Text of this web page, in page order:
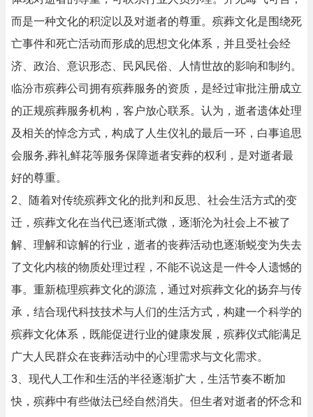
而是一种文化的积淀以及对逝者的尊重。殡葬文化是围绕死
亡事件和死亡活动而形成的思想文化体系，并且受社会经
济、政治、意识形态、民风民俗、人情世故的影响和制约。
临汾市殡葬公司拥有殡葬服务的资质，是经过审批注册成立
的正规殡葬服务机构，客户放心联系。认为，逝者遗体处理
及相关的悼念方式，构成了人生仪礼的最后一环，白事追思
会服务,葬礼鲜花等服务保障逝者安葬的权利，是对逝者最
好的尊重。
2、随着对传统殡葬文化的批判和反思、社会生活方式的变
迁，殡葬文化在当代已逐渐式微，逐渐沦为社会上不被了
解、理解和谅解的行业，逝者的丧葬活动也逐渐蜕变为失去
了文化内核的物质处理过程，不能不说这是一件令人遗憾的
事。重新梳理殡葬文化的源流，通过对殡葬文化的扬弃与传
承，结合现代科技技术与人们的生活方式，构建一个科学的
殡葬文化体系，既能促进行业的健康发展，殡葬仪式能满足
广大人民群众在丧葬活动中的心理需求与文化需求。
3、现代人工作和生活的半径逐渐扩大，生活节奏不断加
快，殡葬中有些做法已经自然消失。但生者对逝者的怀念和